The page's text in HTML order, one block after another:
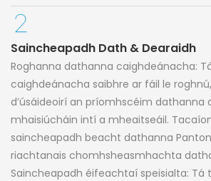
Saincheapadh Dath & Dearaidh
Roghanna dathanna caighdeánacha:
caighdeánacha saibhre ar fáil le
d’úsáideoirí an príomhscéim dathanna
mhaisiúcháin intí a mheaitseáil.
saincheapadh beacht dathanna
riachtanais chomhsheasmhachta
Saincheapadh éifeachtaí speisialta: